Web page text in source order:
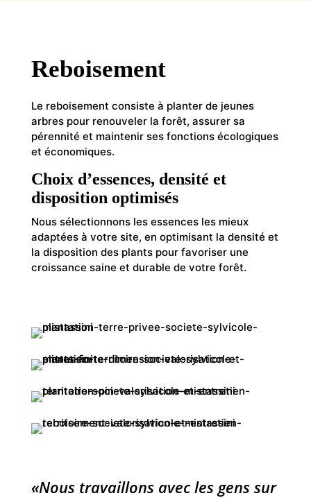
Reboisement
Le reboisement consiste à planter de jeunes
arbres pour renouveler la forêt, assurer sa
pérennité et maintenir ses fonctions écologiques
et économiques.
Choix d’essences, densité et
disposition optimisés
Nous sélectionnons les essences les mieux
adaptées à votre site, en optimisant la densité et
la disposition des plants pour favoriser une
croissance saine et durable de votre forêt.
«Nous travaillons avec les gens sur